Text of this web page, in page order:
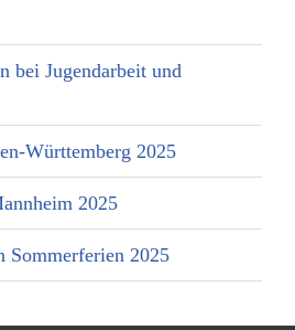
bei Jugendarbeit und
Württemberg 2025
2025
Sommerferien 2025